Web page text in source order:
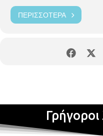
Παρασκευή 10.00-16.00,
ΔΗΜΟΤΙΚΗ ΠΙΝΑΚΟΘΗΚΗ
*Από το κείμενο
ΠΕΡΙΣΣΌΤΕΡΑ